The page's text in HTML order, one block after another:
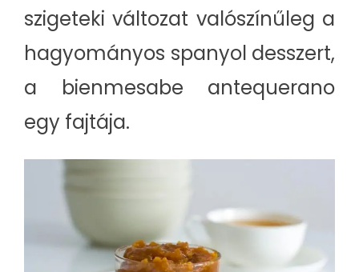
szigeteki változat valószínűleg a
hagyományos spanyol desszert,
a bienmesabe antequerano
egy fajtája.